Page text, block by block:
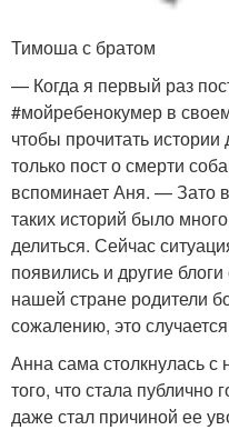
Тимоша с братом
— Когда я первый раз
#мойребенокумер в
чтобы прочитать
только пост о смерти
вспоминает Аня. — Зато
таких историй было
делиться. Сейчас
появились и другие
нашей стране родители
сожалению, это
Анна сама столкнулась
того, что стала публично
даже стал причиной ее